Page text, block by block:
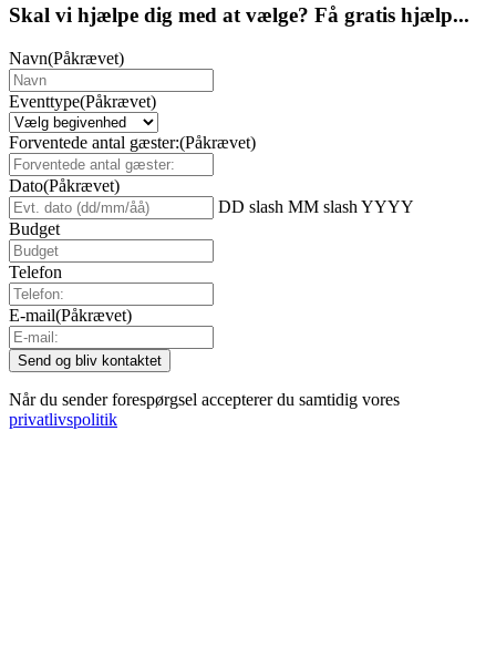
Skal vi hjælpe dig med at vælge? Få gratis hjælp...
Navn(Påkrævet)
Eventtype(Påkrævet)
Forventede antal gæster:(Påkrævet)
Dato(Påkrævet)
DD slash MM slash YYYY
Budget
Telefon
E-mail(Påkrævet)
Når du sender forespørgsel accepterer du samtidig vores
privatlivspolitik